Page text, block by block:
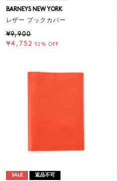
BARNEYS NEW YORK
レザー ブックカバー
¥9,900
¥4,752
52% OFF
SALE 返品不可